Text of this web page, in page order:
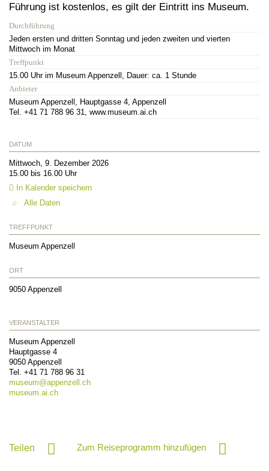
Führung ist kostenlos, es gilt der Eintritt ins Museum.
Durchführung
Jeden ersten und dritten Sonntag und jeden zweiten und vierten
Mittwoch im Monat
Treffpunkt
15.00 Uhr im Museum Appenzell, Dauer: ca. 1 Stunde
Anbieter
Museum Appenzell, Hauptgasse 4, Appenzell
Tel. +41 71 788 96 31, www.museum.ai.ch
DATUM
Mittwoch, 9. Dezember 2026
15.00 bis 16.00 Uhr
In Kalender speichern
Alle Daten
TREFFPUNKT
Museum Appenzell
ORT
9050 Appenzell
VERANSTALTER
Museum Appenzell
Hauptgasse 4
9050 Appenzell
Tel. +41 71 788 96 31
museum@appenzell.ch
museum.ai.ch
Teilen Zum Reiseprogramm hinzufügen